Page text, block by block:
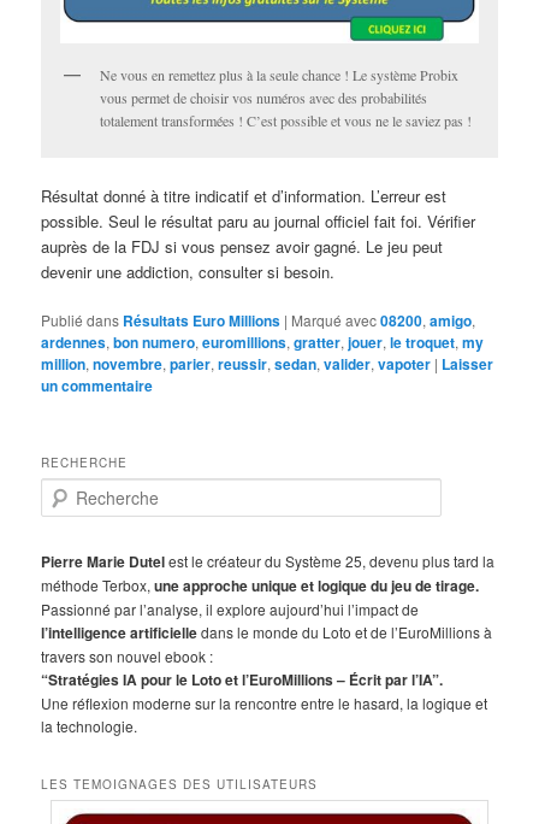
Ne vous en remettez plus à la seule chance ! Le système Probix
vous permet de choisir vos numéros avec des probabilités
totalement transformées ! C’est possible et vous ne le saviez pas !
Résultat donné à titre indicatif et d’information. L’erreur est
possible. Seul le résultat paru au journal officiel fait foi. Vérifier
auprès de la FDJ si vous pensez avoir gagné. Le jeu peut
devenir une addiction, consulter si besoin.
Publié dans Résultats Euro Millions | Marqué avec08200,amigo,
ardennes,bon numero,euromillions,gratter,jouer,le troquet,my
million,novembre,parier,reussir,sedan,valider,vapoter | Laisser
un commentaire
RECHERCHE
e
h
e
r
c
h
e
Pierre Marie Dutelest le créateur du Système 25, devenu plus tard la
méthode Terbox,une approche unique et logique du jeu de tirage.
Passionné par l’analyse, il explore aujourd’hui l’impact de
l’intelligence artificielledans le monde du Loto et de l’EuroMillions à
travers son nouvel ebook :
“Stratégies IA pour le Loto et l’EuroMillions – Écrit par l’IA”.
Une réflexion moderne sur la rencontre entre le hasard, la logique et
la technologie.
LES TEMOIGNAGES DES UTILISATEURS